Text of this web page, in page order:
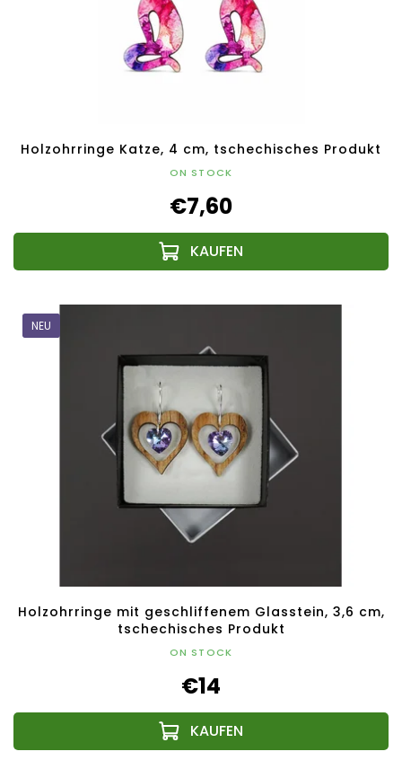
Holzohrringe Katze, 4 cm, tschechisches Produkt
ON STOCK
€7,60
NEU
Holzohrringe mit geschliffenem Glasstein, 3,6 cm,
tschechisches Produkt
ON STOCK
€14